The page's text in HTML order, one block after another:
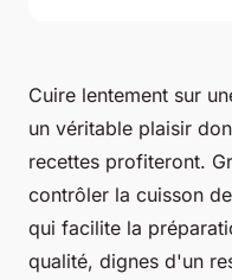
Cuire lentement sur
un véritable plaisir
recettes profiteront.
contrôler la cuisson
qui facilite la
qualité, dignes d'un